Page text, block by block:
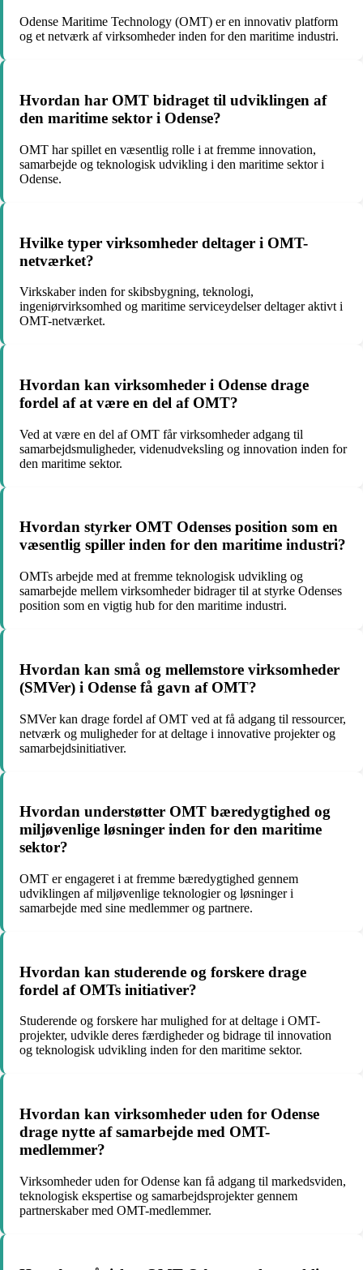
Odense Maritime Technology (OMT) er en innovativ platform
og et netværk af virksomheder inden for den maritime industri.
Hvordan har OMT bidraget til udviklingen af
den maritime sektor i Odense?
OMT har spillet en væsentlig rolle i at fremme innovation,
samarbejde og teknologisk udvikling i den maritime sektor i
Odense.
Hvilke typer virksomheder deltager i OMT-
netværket?
Virkskaber inden for skibsbygning, teknologi,
ingeniørvirksomhed og maritime serviceydelser deltager aktivt i
OMT-netværket.
Hvordan kan virksomheder i Odense drage
fordel af at være en del af OMT?
Ved at være en del af OMT får virksomheder adgang til
samarbejdsmuligheder, videnudveksling og innovation inden for
den maritime sektor.
Hvordan styrker OMT Odenses position som en
væsentlig spiller inden for den maritime industri?
OMTs arbejde med at fremme teknologisk udvikling og
samarbejde mellem virksomheder bidrager til at styrke Odenses
position som en vigtig hub for den maritime industri.
Hvordan kan små og mellemstore virksomheder
(SMVer) i Odense få gavn af OMT?
SMVer kan drage fordel af OMT ved at få adgang til ressourcer,
netværk og muligheder for at deltage i innovative projekter og
samarbejdsinitiativer.
Hvordan understøtter OMT bæredygtighed og
miljøvenlige løsninger inden for den maritime
sektor?
OMT er engageret i at fremme bæredygtighed gennem
udviklingen af miljøvenlige teknologier og løsninger i
samarbejde med sine medlemmer og partnere.
Hvordan kan studerende og forskere drage
fordel af OMTs initiativer?
Studerende og forskere har mulighed for at deltage i OMT-
projekter, udvikle deres færdigheder og bidrage til innovation
og teknologisk udvikling inden for den maritime sektor.
Hvordan kan virksomheder uden for Odense
drage nytte af samarbejde med OMT-
medlemmer?
Virksomheder uden for Odense kan få adgang til markedsviden,
teknologisk ekspertise og samarbejdsprojekter gennem
partnerskaber med OMT-medlemmer.